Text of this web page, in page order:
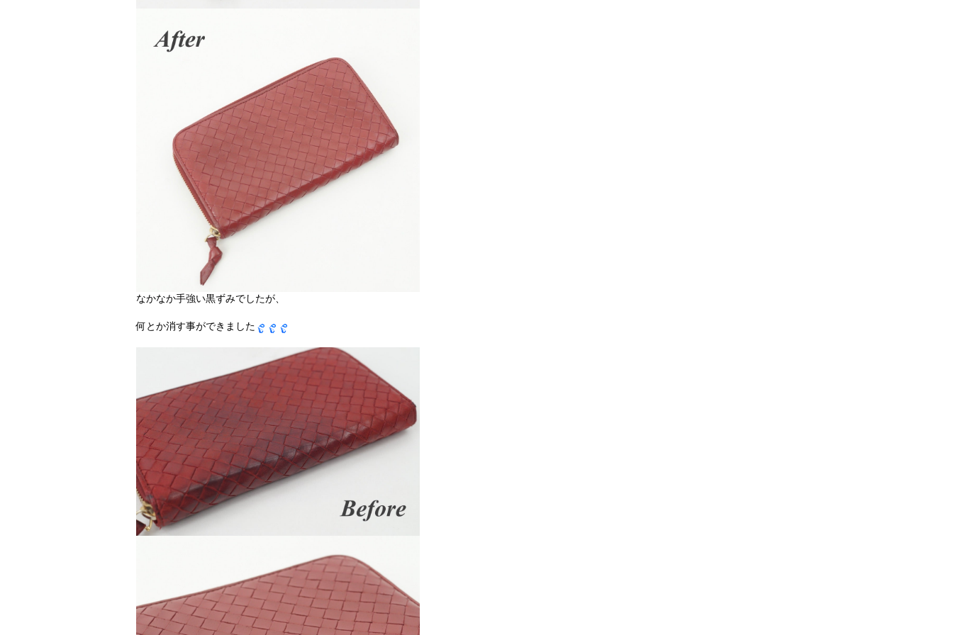
なかなか手強い黒ずみでしたが、
何とか消す事ができました